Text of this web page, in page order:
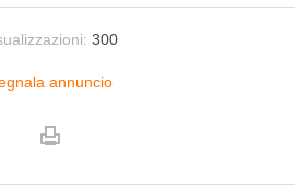
300
annuncio